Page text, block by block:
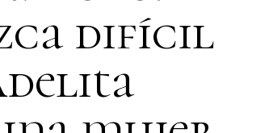
difícil